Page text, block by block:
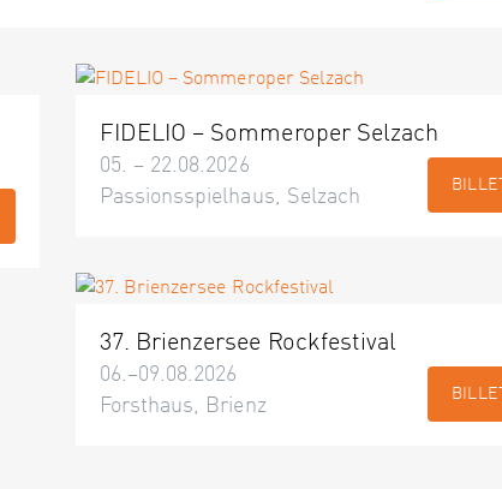
FIDELIO – Sommeroper Selzach
05. – 22.08.2026
Passionsspielhaus, Selzach
37. Brienzersee Rockfestival
06.–09.08.2026
Forsthaus, Brienz